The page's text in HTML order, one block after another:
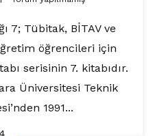
7; Tübitak, BİTAV ve
öğrencileri için
serisinin 7. kitabıdır.
Üniversitesi Teknik
1991...